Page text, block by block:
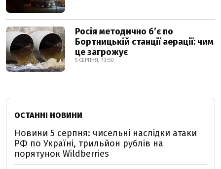
Росія методично б’є по
Бортницькій станції аерації: чим
це загрожує
5 СЕРПНЯ, 13:50
ОСТАННІ НОВИНИ
Новини 5 серпня: чисельні наслідки атаки
РФ по Україні, трильйон рублів на
порятунок Wildberries